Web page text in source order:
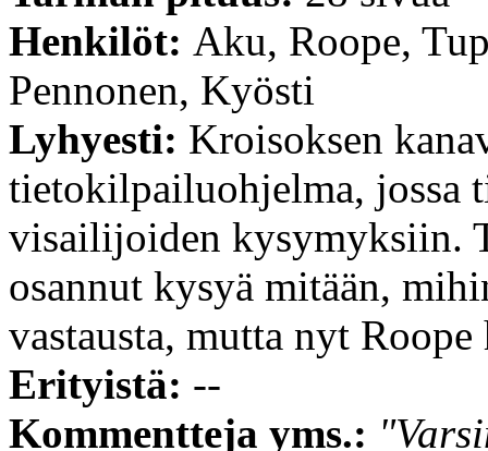
Henkilöt: Aku, Roope,
Pennonen, Kyösti
Lyhyesti: Kroisoksen
tietokilpailuohjelma, jossa
visailijoiden kysymyksiin.
osannut kysyä mitään,
vastausta, mutta nyt Roope
Erityistä: --
Kommentteja yms.: